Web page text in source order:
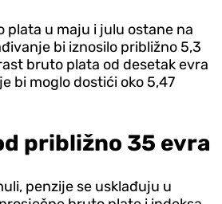
plata u maju i julu ostane na
bi iznosilo približno 5,3
bruto plata od desetak evra
bi moglo dostići oko 5,47
približno 35 evra
penzije se usklađuju u